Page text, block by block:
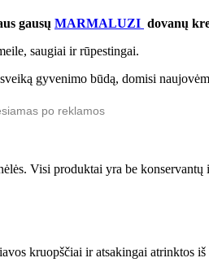
gausų MARMALUZI dovanų
saugiai ir rūpestingai.
gyvenimo būdą, domisi
po reklamos
Visi produktai yra be
kruopščiai ir atsakingai atrinktos